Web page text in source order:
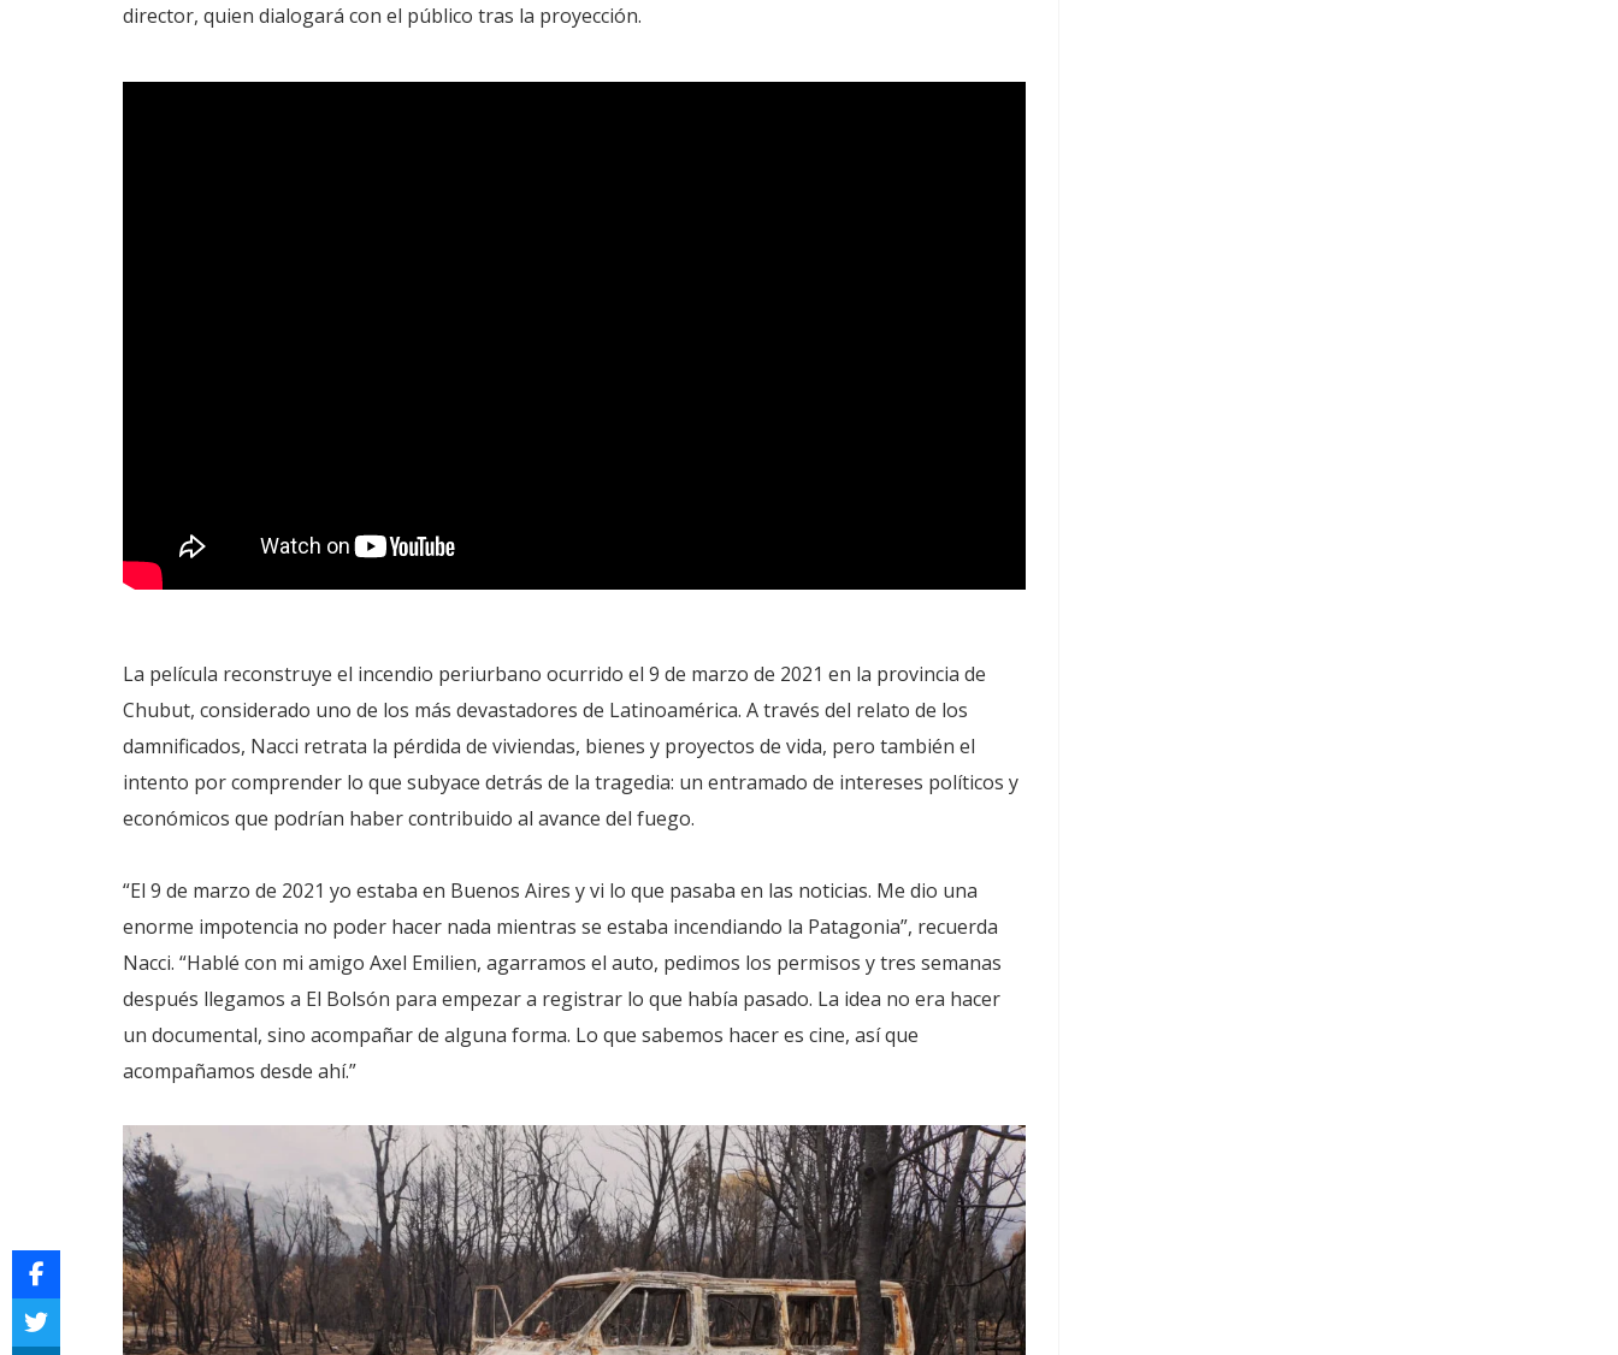
director, quien dialogará con el público tras la proyección.
La película reconstruye el incendio periurbano ocurrido el 9 de marzo de 2021 en la provincia de
Chubut, considerado uno de los más devastadores de Latinoamérica. A través del relato de los
damnificados, Nacci retrata la pérdida de viviendas, bienes y proyectos de vida, pero también el
intento por comprender lo que subyace detrás de la tragedia: un entramado de intereses políticos y
económicos que podrían haber contribuido al avance del fuego.
“El 9 de marzo de 2021 yo estaba en Buenos Aires y vi lo que pasaba en las noticias. Me dio una
enorme impotencia no poder hacer nada mientras se estaba incendiando la Patagonia”, recuerda
Nacci. “Hablé con mi amigo Axel Emilien, agarramos el auto, pedimos los permisos y tres semanas
después llegamos a El Bolsón para empezar a registrar lo que había pasado. La idea no era hacer
un documental, sino acompañar de alguna forma. Lo que sabemos hacer es cine, así que
acompañamos desde ahí.”